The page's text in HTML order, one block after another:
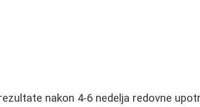
nakon 4-6 nedelja redovne